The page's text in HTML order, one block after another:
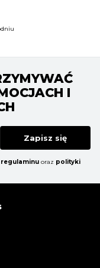
I
Zapisz się
regulaminu oraz polityki